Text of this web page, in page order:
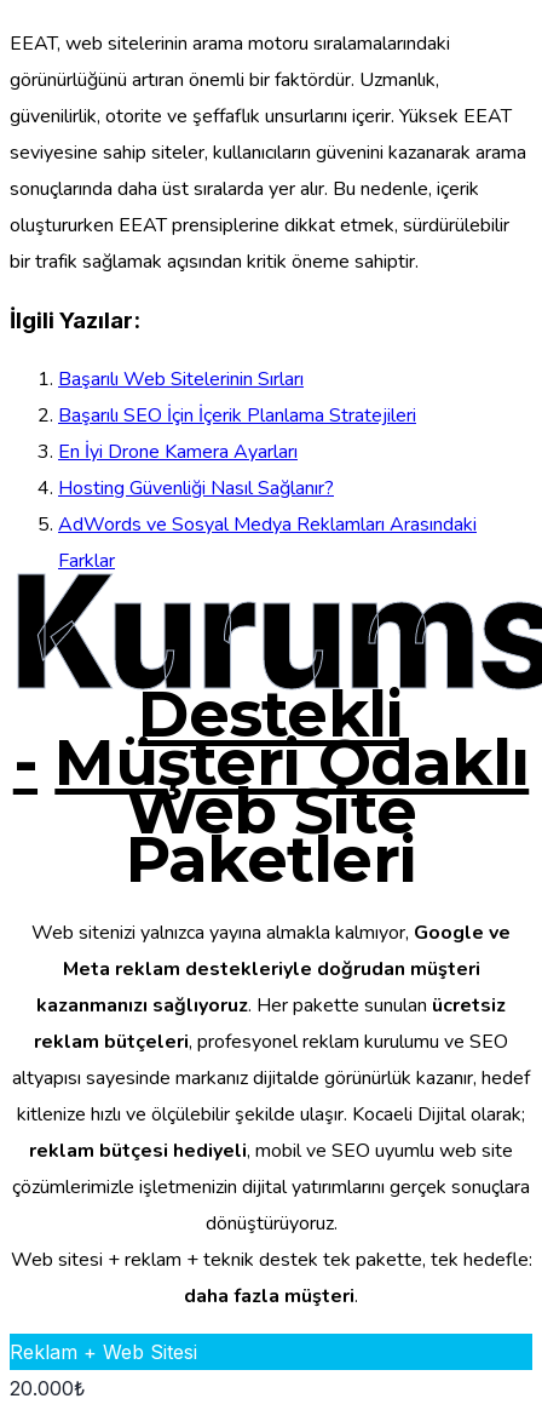
EEAT, web sitelerinin arama motoru sıralamalarındaki
görünürlüğünü artıran önemli bir faktördür. Uzmanlık,
güvenilirlik, otorite ve şeffaflık unsurlarını içerir. Yüksek EEAT
seviyesine sahip siteler, kullanıcıların güvenini kazanarak arama
sonuçlarında daha üst sıralarda yer alır. Bu nedenle, içerik
oluştururken EEAT prensiplerine dikkat etmek, sürdürülebilir
bir trafik sağlamak açısından kritik öneme sahiptir.
İlgili Yazılar:
Başarılı Web Sitelerinin Sırları
Başarılı SEO İçin İçerik Planlama Stratejileri
En İyi Drone Kamera Ayarları
Hosting Güvenliği Nasıl Sağlanır?
AdWords ve Sosyal Medya Reklamları Arasındaki
Farklar
Destekli
- Müşteri Odaklı
Web Site
Paketleri
Web sitenizi yalnızca yayına almakla kalmıyor, Google ve
Meta reklam destekleriyle doğrudan müşteri
kazanmanızı sağlıyoruz. Her pakette sunulan ücretsiz
reklam bütçeleri, profesyonel reklam kurulumu ve SEO
altyapısı sayesinde markanız dijitalde görünürlük kazanır, hedef
kitlenize hızlı ve ölçülebilir şekilde ulaşır. Kocaeli Dijital olarak;
reklam bütçesi hediyeli, mobil ve SEO uyumlu web site
çözümlerimizle işletmenizin dijital yatırımlarını gerçek sonuçlara
dönüştürüyoruz.
Web sitesi + reklam + teknik destek tek pakette, tek hedefle:
daha fazla müşteri.
Reklam + Web Sitesi
20.000₺